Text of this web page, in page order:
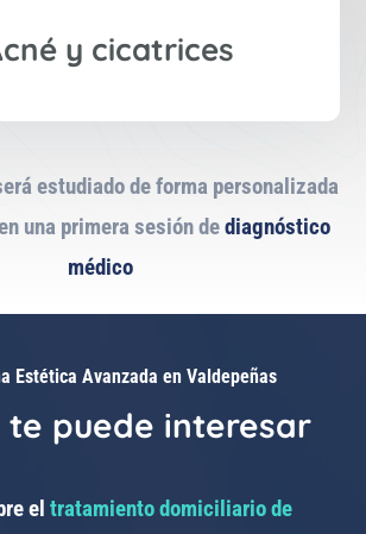
y cicatrices
estudiado de forma personalizada
una primera sesión dediagnóstico
médico
Estética Avanzada en Valdepeñas
te puede interesar
eltratamiento domiciliario de